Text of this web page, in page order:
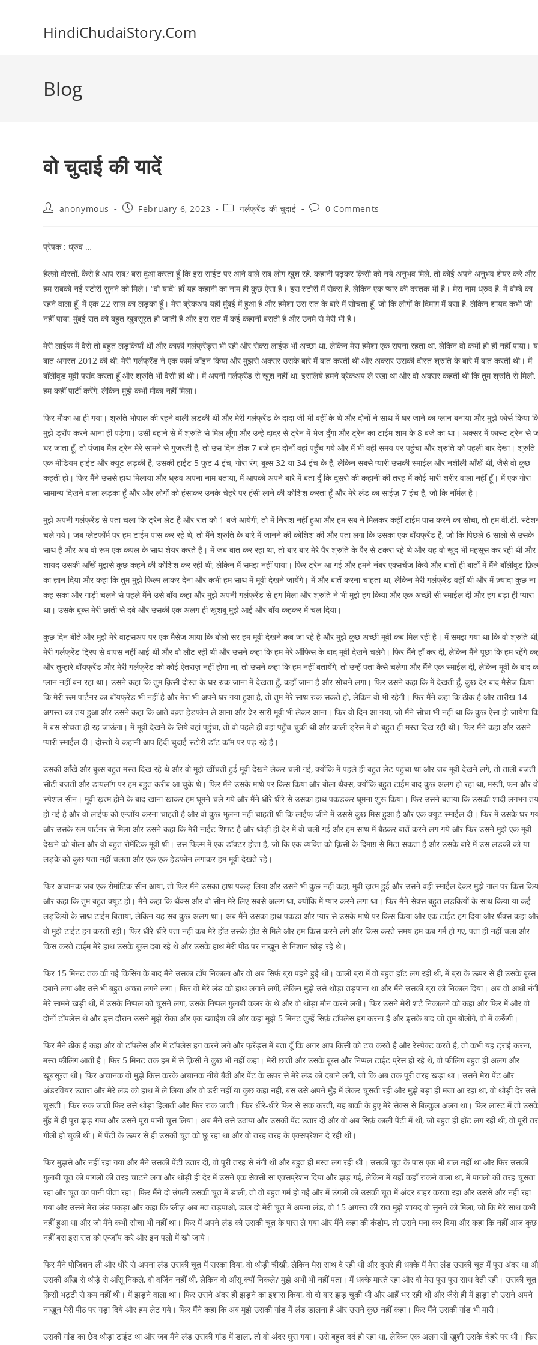
HindiChudaiStory.Com
Blog
वो चुदाई की यादें
Postanonymous
PostFebruary 6, 2023
Postगर्लफ्रेंड की चुदाई
Post0 Comments
प्रेषक : ध्रुव …
हैल्लो दोस्तों, कैसे है आप सब? बस दुआ करता हूँ कि इस साईट पर आने वाले सब लोग खुश रहे, कहानी पढ़कर क़िसी को नये अनुभव मिले, तो कोई अपने अनुभव शेयर करे और
हम सबको नई स्टोरी सुनने को मिले। “वो यादें” हाँ यह कहानी का नाम ही कुछ ऐसा है। इस स्टोरी में सेक्स है, लेकिन एक प्यार की दस्तक भी है। मेरा नाम ध्रुव है, में बोम्बे का
रहने वाला हूँ, में एक 22 साल का लड़का हूँ। मेरा ब्रेकअप यही मुंबई में हुआ है और हमेशा उस रात के बारे में सोचता हूँ, जो कि लोगों के दिमाग़ में बसा है, लेकिन शायद कभी जी
नहीं पाया, मुंबई रात को बहुत खूबसूरत हो जाती है और इस रात में कई कहानी बसती है और उनमे से मेरी भी है।
मेरी लाईफ में वैसे तो बहुत लड़कियाँ थी और काफ़ी गर्लफ्रेंड्स भी रही और सेक्स लाईफ भी अच्छा था, लेकिन मेरा हमेशा एक सपना रहता था, लेकिन वो कभी हो ही नहीं पाया।
बात अगस्त 2012 की थी, मेरी गर्लफ्रेंड ने एक फार्म जॉइन किया और मुझसे अक्सर उसके बारे में बात करती थी और अक्सर उसकी दोस्त श्रुति के बारे में बात करती थी। में
बॉलीवुड मूवी पसंद करता हूँ और श्रुति भी वैसी ही थी। में अपनी गर्लफ्रेंड से खुश नहीं था, इसलिये हमने ब्रेकअप ले रखा था और वो अक्सर कहती थी कि तुम श्रुति से मिलो,
हम कहीं पार्टी करेंगे, लेकिन मुझे कभी मौका नहीं मिला।
फिर मौका आ ही गया। श्रुति भोपाल की रहने वाली लड़की थी और मेरी गर्लफ्रेंड के दादा जी भी वहीं के थे और दोनों ने साथ में घर जाने का प्लान बनाया और मुझे फोर्स किया
मुझे ड्रॉप करने आना ही पड़ेगा। उसी बहाने से में श्रुति से मिल लूँगा और उन्हे दादर से ट्रेन में भेज दूँगा और ट्रेन का टाईम शाम के 8 बजे का था। अक्सर में फास्ट ट्रेन से
घर जाता हूँ, तो पंजाब मैल ट्रेन मेरे सामने से गुजरती है, तो उस दिन ठीक 7 बजे हम दोनों वहां पहुँच गये और में भी वही समय पर पहुंचा और श्रुति को पहली बार देखा। श्रुति
एक मीडियम हाईट और क्यूट लड़की है, उसकी हाईट 5 फुट 4 इंच, गोरा रंग, बूब्स 32 या 34 इंच के है, लेकिन सबसे प्यारी उसकी स्माईल और नशीली आँखें थी, जैसे वो कुछ
कहती हो। फिर मैंने उससे हाथ मिलाया और ध्रुव अपना नाम बताया, में आपको अपने बारे में बता दूँ कि दूसरो की कहानी की तरह में कोई भारी शरीर वाला नहीं हूँ। में एक गोरा
सामान्य दिखने वाला लड़का हूँ और और लोगों को हंसाकर उनके चेहरे पर हंसी लाने की कोशिश करता हूँ और मेरे लंड का साईज़ 7 इंच है, जो कि नॉर्मल है।
मुझे अपनी गर्लफ्रेंड से पता चला कि ट्रेन लेट है और रात को 1 बजे आयेगी, तो में निराश नहीं हुआ और हम सब ने मिलकर कहीं टाईम पास करने का सोचा, तो हम वी.टी.
चले गये। जब प्लेटफॉर्म पर हम टाईम पास कर रहे थे, तो मैंने श्रुति के बारे में जानने की कोशिश की और पता लगा कि उसका एक बॉयफ्रेंड है, जो कि पिछले 6 सालो से उसके
साथ है और अब वो रूम एक कपल के साथ शेयर करते है। में जब बात कर रहा था, तो बार बार मेरे पैर श्रुति के पैर से टकरा रहे थे और यह वो खुद भी महसूस कर रही थी और
शायद उसकी आँखें मुझसे कुछ कहने की कोशिश कर रही थी, लेकिन में समझ नहीं पाया। फिर ट्रेन आ गई और हमने नंबर एक्सचेंज किये और बातों ही बातों में मैंने बॉलीवुड
का ज्ञान दिया और कहा कि तुम मुझे फिल्म लाकर देना और कभी हम साथ में मूवी देखने जायेंगे। में और बातें करना चाहता था, लेकिन मेरी गर्लफ्रेंड वहीं थी और में ज़्यादा कुछ ना
कह सका और गाड़ी चलने से पहले मैंने उसे बॉय कहा और मुझे अपनी गर्लफ्रेंड से हग मिला और श्रुति ने भी मुझे हग किया और एक अच्छी सी स्माईल दी और हग बड़ा ही प्यारा
था। उसके बूब्स मेरी छाती से दबे और उसकी एक अलग ही खुशबू मुझे आई और बॉय कहकर में चल दिया।
कुछ दिन बीते और मुझे मेरे वाट्सअप पर एक मैसेज आया कि बोलो सर हम मूवी देखने कब जा रहे है और मुझे कुछ अच्छी मूवी कब मिल रही है। में समझ गया था कि वो श्रुति
मेरी गर्लफ्रेंड ट्रिप से वापस नहीं आई थी और वो लौट रही थी और उसने कहा कि हम मेरे ऑफिस के बाद मूवी देखने चलेगे। फिर मैंने हाँ कर दी, लेकिन मैंने पूछा कि हम रहेंगे
और तुम्हारे बॉयफ्रेंड और मेरी गर्लफ्रेंड को कोई ऐतराज़ नहीं होगा ना, तो उसने कहा कि हम नहीं बतायेंगे, तो उन्हें पता कैसे चलेगा और मैंने एक स्माईल दी, लेकिन मूवी के बाद
प्लान नहीं बन रहा था। उसने कहा कि तुम क़िसी दोस्त के घर रुक जाना में देखता हूँ, कहाँ जाना है और सोचने लगा। फिर उसने कहा कि में देखती हूँ, कुछ देर बाद मैसेज किया
कि मेरी रूम पार्टनर का बॉयफ्रेंड भी नहीं है और मेरा भी अपने घर गया हुआ है, तो तुम मेरे साथ रुक सकते हो, लेकिन वो भी रहेगी। फिर मैंने कहा कि ठीक है और तारीख 14
अगस्त का तय हुआ और उसने कहा कि आते वक़्त हेडफोन ले आना और ढेर सारी मूवी भी लेकर आना। फिर वो दिन आ गया, जो मैंने सोचा भी नहीं था कि कुछ ऐसा हो जायेगा
में बस सोचता ही रह जाऊंगा। में मूवी देखने के लिये वहां पहुंचा, तो वो पहले ही वहां पहुँच चुकी थी और काली ड्रेस में वो बहुत ही मस्त दिख रही थी। फिर मैंने कहा और उसने
प्यारी स्माईल दी। दोस्तों ये कहानी आप हिंदी चुदाई स्टोरी डॉट कॉम पर पड़ रहे है।
उसकी आँखे और बूब्स बहुत मस्त दिख रहे थे और वो मुझे खींचती हुई मूवी देखने लेकर चली गई, क्योंकि में पहले ही बहुत लेट पहुंचा था और जब मूवी देखने लगे, तो ताली बजती
सीटी बजती और डायलॉग पर हम बहुत करीब आ चुके थे। फिर मैंने उसके माथे पर किस किया और बोला थैंक्स, क्योंकि बहुत टाईम बाद कुछ अलग हो रहा था, मस्ती, फन और
स्पेशल सीन। मूवी ख़त्म होने के बाद खाना खाकर हम घूमने चले गये और मैंने धीरे धीरे से उसका हाथ पकड़कर घूमना शुरू किया। फिर उसने बताया कि उसकी शादी लगभग तय
हो गई है और वो लाईफ को एन्जॉय करना चाहती है और वो कुछ भूलना नहीं चाहती थी कि लाईफ जीने में उससे कुछ मिस हुआ है और एक क्यूट स्माईल दी। फिर में उसके घर
और उसके रूम पार्टनर से मिला और उसने कहा कि मेरी नाईट शिफ्ट है और थोड़ी ही देर में वो चली गई और हम साथ में बैठकर बातें करने लग गये और फिर उसने मुझे एक मूवी
देखने को बोला और वो बहुत रोमेंटिक मूवी थी। उस फिल्म में एक डॉक्टर होता है, जो कि एक व्यक्ति को क़िसी के दिमाग़ से मिटा सकता है और उसके बारे में उस लड़की को या
लड़के को कुछ पता नहीं चलता और एक एक हेडफोन लगाकर हम मूवी देखते रहे।
फिर अचानक जब एक रोमांटिक सीन आया, तो फिर मैंने उसका हाथ पकड़ लिया और उसने भी कुछ नहीं कहा, मूवी ख़त्म हुई और उसने वही स्माईल देकर मुझे गाल पर किस
और कहा कि तुम बहुत क्यूट हो। मैंने कहा कि थैंक्स और वो सीन मेरे लिए सबसे अलग था, क्योंकि में प्यार करने लगा था। फिर मैंने सेक्स बहुत लड़कियों के साथ किया या कई
लड़कियों के साथ टाईम बिताया, लेकिन यह सब कुछ अलग था। अब मैंने उसका हाथ पकड़ा और प्यार से उसके माथे पर किस किया और एक टाईट हग दिया और थैंक्स कहा
वो मुझे टाईट हग करती रही। फिर धीरे-धीरे पता नहीं कब मेरे होंठ उसके होंठ से मिले और हम किस करने लगे और किस करते समय हम कब गर्म हो गए, पता ही नहीं चला और
किस करते टाईम मेरे हाथ उसके बूब्स दबा रहे थे और उसके हाथ मेरी पीठ पर नाख़ून से निशान छोड़ रहे थे।
फिर 15 मिनट तक की गई किसिंग के बाद मैंने उसका टॉप निकाला और वो अब सिर्फ़ ब्रा पहने हुई थी। काली ब्रा में वो बहुत हॉट लग रही थी, में ब्रा के ऊपर से ही उसके बूब्स
दबाने लगा और उसे भी बहुत अच्छा लगने लगा। फिर वो मेरे लंड को हाथ लगाने लगी, लेकिन मुझे उसे थोड़ा तड़पाना था और मैंने उसकी ब्रा को निकाल दिया। अब वो आधी नंगी
मेरे सामने खड़ी थी, में उसके निप्पल को चूसने लगा, उसके निप्पल गुलाबी कलर के थे और वो थोड़ा मौन करने लगी। फिर उसने मेरी शर्ट निकालने को कहा और फिर में और वो
दोनों टॉपलेस थे और इस दौरान उसने मुझे रोका और एक ख्वाईश की और कहा मुझे 5 मिनट तुम्हें सिर्फ़ टॉपलेस हग करना है और इसके बाद जो तुम बोलोगे, वो में करूँगी।
फिर मैंने ठीक है कहा और वो टॉपलेस और में टॉपलेस हग करने लगे और फ्रेंड्स में बता दूँ कि अगर आप किसी को टच करते है और रेस्पेक्ट करते है, तो कभी यह ट्राई करना,
मस्त फीलिंग आती है। फिर 5 मिनट तक हम में से क़िसी ने कुछ भी नहीं कहा। मेरी छाती और उसके बूब्स और निप्पल टाईट प्रेस हो रहे थे, वो फीलिंग बहुत ही अलग और
खूबसूरत थी। फिर अचानक वो मुझे किस करके अचानक नीचे बैठी और पेंट के ऊपर से मेरे लंड को दबाने लगी, जो कि अब तक पूरी तरह खड़ा था। उसने मेरा पेंट और
अंडरवियर उतारा और मेरे लंड को हाथ में ले लिया और वो डरी नहीं या कुछ कहा नहीं, बस उसे अपने मुँह में लेकर चूसती रही और मुझे बड़ा ही मजा आ रहा था, वो थोड़ी देर उसे
चूसती। फिर रुक जाती फिर उसे थोड़ा हिलाती और फिर रुक जाती। फिर धीरे-धीरे फिर से सक करती, यह बाकी के हुए मेरे सेक्स से बिल्कुल अलग था। फिर लास्ट में तो
मुँह में ही पूरा झड़ गया और उसने पूरा पानी चूस लिया। अब मैंने उसे उठाया और उसकी पेंट उतार दी और वो अब सिर्फ़ काली पेंटी में थी, जो बहुत ही हॉट लग रही थी, वो पूरी
गीली हो चुकी थी। में पेंटी के ऊपर से ही उसकी चूत को छू रहा था और वो तरह तरह के एक्सप्रेशन दे रही थी।
फिर मुझसे और नहीं रहा गया और मैंने उसकी पेंटी उतार दी, वो पूरी तरह से नंगी थी और बहुत ही मस्त लग रही थी। उसकी चूत के पास एक भी बाल नहीं था और फिर उसकी
गुलाबी चूत को पागलों की तरह चाटने लगा और थोड़ी ही देर में उसने एक सेक्सी सा एक्सप्रेशन दिया और झड़ गई, लेकिन में यहाँ कहाँ रुकने वाला था, में पागलो की तरह चूसता
रहा और चूत का पानी पीता रहा। फिर मैंने दो उंगली उसकी चूत में डाली, तो वो बहुत गर्म हो गई और में उंगली को उसकी चूत में अंदर बाहर करता रहा और उससे और नहीं रहा
गया और उसने मेरा लंड पकड़ा और कहा कि प्लीज़ अब मत तड़पाओ, डाल दो मेरी चूत में अपना लंड, वो 15 अगस्त की रात मुझे शायद वो सुनने को मिला, जो कि मेरे साथ कभी
नहीं हुआ था और जो मैंने कभी सोचा भी नहीं था। फिर में अपने लंड को उसकी चूत के पास ले गया और मैंने कहा की कंडोम, तो उसने मना कर दिया और कहा कि नहीं आज कुछ
नहीं बस इस रात को एन्जॉय करे और इन पलो में खो जाये।
फिर मैंने पोज़िशन ली और धीरे से अपना लंड उसकी चूत में सरका दिया, वो थोड़ी चीखी, लेकिन मेरा साथ दे रही थी और दूसरे ही धक्के में मेरा लंड उसकी चूत में पूरा अंदर था
उसकी आँख से थोड़े से आँसू निकले, वो वर्जिन नहीं थी, लेकिन वो आँसू क्यों निकले? मुझे अभी भी नहीं पता। में धक्के मारते रहा और वो मेरा पूरा पूरा साथ देती रही। उसकी चूत
क़िसी भट्टी से कम नहीं थी। में झड़ने वाला था। फिर उसने अंदर ही झड़ने का इशारा किया, वो दो बार झड़ चुकी थी और आहें भर रही थी और जैसे ही में झड़ा तो उसने अपने
नाख़ून मेरी पीठ पर गड़ा दिये और हम लेट गये। फिर मैंने कहा कि अब मुझे उसकी गांड में लंड डालना है और उसने कुछ नहीं कहा। फिर मैंने उसकी गांड भी मारी।
उसकी गांड का छेद थोड़ा टाईट था और जब मैंने लंड उसकी गांड में डाला, तो वो अंदर घुस गया। उसे बहुत दर्द हो रहा था, लेकिन एक अलग सी खुशी उसके चेहरे पर थी।